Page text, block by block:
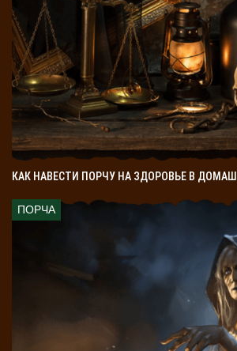
КАК НАВЕСТИ ПОРЧУ НА ЗДОРОВЬЕ В
ПОРЧА